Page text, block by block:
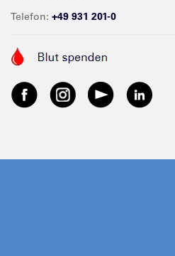
Telefon: +49 931 201-0